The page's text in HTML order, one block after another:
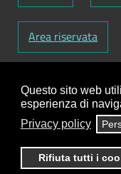
Questo sito web
esperienza di
Privacy policy
Rifiuta tutti i
Area riservata
Codice Fiscale:
01129720759-
UFY1HC
contenuti: